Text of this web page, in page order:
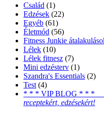
Család (1)
Edzések (22)
Egyéb (61)
Életmód (56)
Fitness Junkie
Lélek (10)
Lélek fitnesz (7)
Mini edzésterv (1)
Szandra's Essentials (2)
Test (4)
* * * VIP BLOG * *
receptekért, edzésekért!